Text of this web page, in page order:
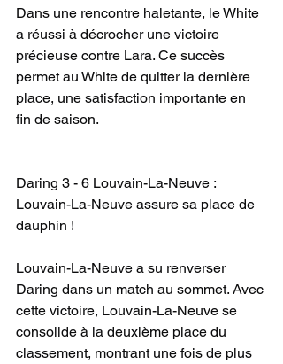
Dans une rencontre haletante, le White
a réussi à décrocher une victoire
précieuse contre Lara. Ce succès
permet au White de quitter la dernière
place, une satisfaction importante en
fin de saison.
Daring 3 - 6 Louvain-La-Neuve :
Louvain-La-Neuve assure sa place de
dauphin !
Louvain-La-Neuve a su renverser
Daring dans un match au sommet. Avec
cette victoire, Louvain-La-Neuve se
consolide à la deuxième place du
classement, montrant une fois de plus